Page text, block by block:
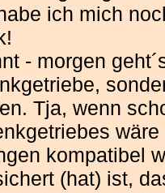
ich mich
- morgen
Tja, wenn
kompatibel
(hat) ist,